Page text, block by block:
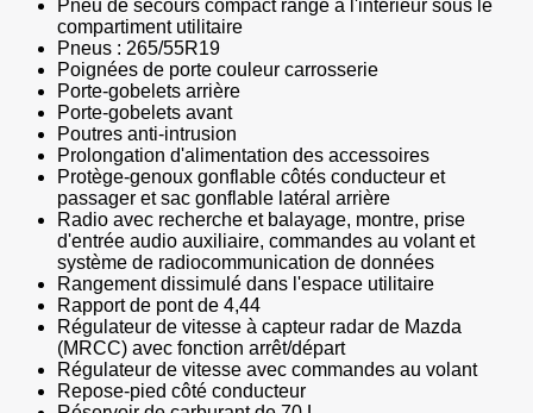
Pneu de secours compact rangé à l'intérieur sous le
compartiment utilitaire
Pneus : 265/55R19
Poignées de porte couleur carrosserie
Porte-gobelets arrière
Porte-gobelets avant
Poutres anti-intrusion
Prolongation d'alimentation des accessoires
Protège-genoux gonflable côtés conducteur et
passager et sac gonflable latéral arrière
Radio avec recherche et balayage, montre, prise
d'entrée audio auxiliaire, commandes au volant et
système de radiocommunication de données
Rangement dissimulé dans l'espace utilitaire
Rapport de pont de 4,44
Régulateur de vitesse à capteur radar de Mazda
(MRCC) avec fonction arrêt/départ
Régulateur de vitesse avec commandes au volant
Repose-pied côté conducteur